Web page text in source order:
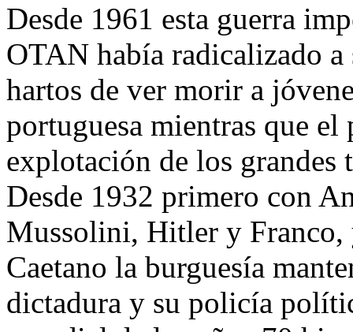
Desde 1961 esta guerra
OTAN había radicalizado a
hartos de ver morir a
portuguesa mientras que
explotación de los grandes
Desde 1932 primero con
Mussolini, Hitler y Franco,
Caetano la burguesía
dictadura y su policía